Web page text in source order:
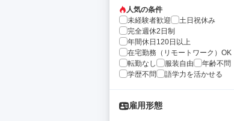
人気の条件
未経験者歓迎
土日祝休み
完全週休2日制
年間休日120日以上
在宅勤務（リモートワーク）OK
転勤なし
服装自由
年齢不問
学歴不問
語学力を活かせる
雇用形態